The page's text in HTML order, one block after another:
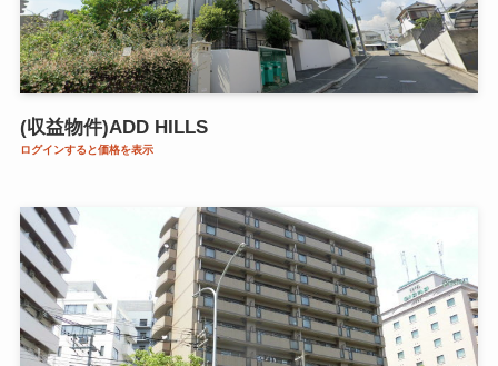
(収益物件)ADD HILLS
ログインすると価格を表示